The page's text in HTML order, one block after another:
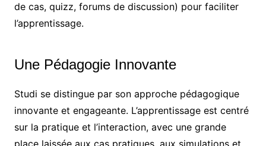
de cas, quizz, forums de discussion) pour faciliter
l’apprentissage.
Une Pédagogie Innovante
Studi se distingue par son approche pédagogique
innovante et engageante. L’apprentissage est centré
sur la pratique et l’interaction, avec une grande